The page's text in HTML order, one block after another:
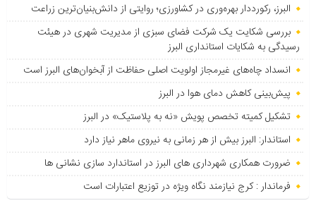
البرز، رکورددار بهره‌وری در کشاورزی؛ روایتی از دانش‌بنیان‌ترین زراعت
بررسی شکایت یک شرکت فضای سبزی از مدیریت شهری در هیئت
رسیدگی به شکایات استانداری البرز
انسداد چاه‌های غیرمجاز اولویت اصلی حفاظت از آبخوان‌های البرز است
پیش‌بینی کاهش دمای هوا در البرز
تشکیل کمیته تخصص پویش «نه به پلاستیک» در البرز
استاندار: البرز بیش از هر زمانی به نیروی ماهر نیاز دارد
ضرورت همکاری شهرداری های البرز در استاندارد سازی نشانی ها
فرماندار : کرج نیازمند نگاه ویژه در توزیع اعتبارات است